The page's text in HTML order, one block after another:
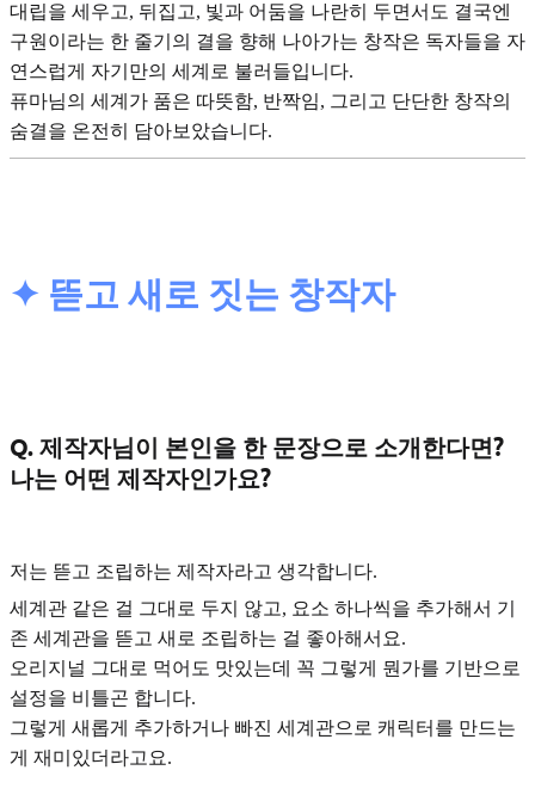
대립을 세우고, 뒤집고, 빛과 어둠을 나란히 두면서도 결국엔
구원이라는 한 줄기의 결을 향해 나아가는 창작은 독자들을 자
연스럽게 자기만의 세계로 불러들입니다.
퓨마님의 세계가 품은 따뜻함, 반짝임, 그리고 단단한 창작의
숨결을 온전히 담아보았습니다.
✦ 뜯고 새로 짓는 창작자
Q. 제작자님이 본인을 한 문장으로 소개한다면?
나는 어떤 제작자인가요?
저는 뜯고 조립하는 제작자라고 생각합니다.
세계관 같은 걸 그대로 두지 않고, 요소 하나씩을 추가해서 기
존 세계관을 뜯고 새로 조립하는 걸 좋아해서요.
오리지널 그대로 먹어도 맛있는데 꼭 그렇게 뭔가를 기반으로
설정을 비틀곤 합니다.
그렇게 새롭게 추가하거나 빠진 세계관으로 캐릭터를 만드는
게 재미있더라고요.